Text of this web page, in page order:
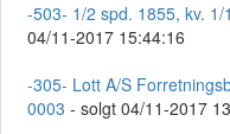
-503- 1/2 spd. 1855, kv.
04/11-2017 15:44:16
-305- Lott A/S
0003 - solgt 04/11-2017